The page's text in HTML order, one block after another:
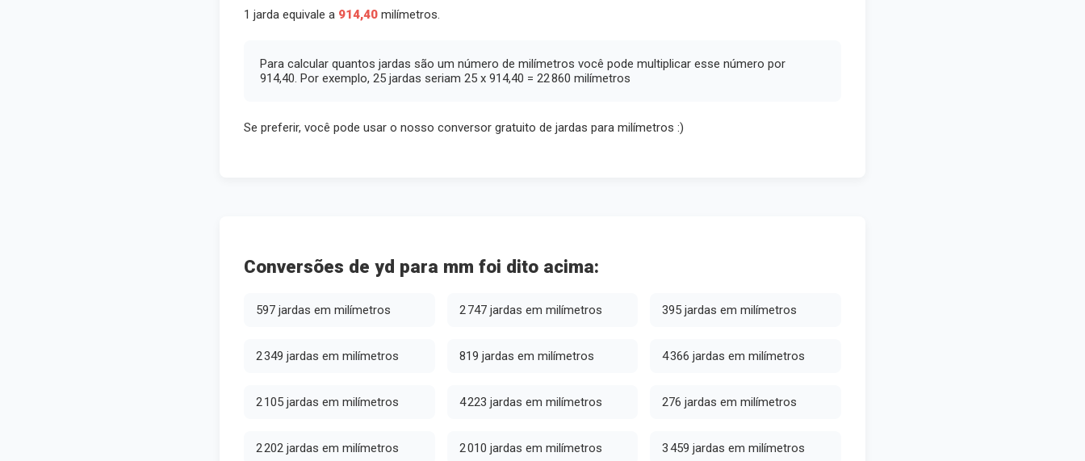
1 jarda equivale a 914,40 milímetros.
Para calcular quantos jardas são um número de milímetros você pode multiplicar esse número por
914,40. Por exemplo, 25 jardas seriam 25 x 914,40 = 22 860 milímetros
Se preferir, você pode usar o nosso conversor gratuito de jardas para milímetros :)
Conversões de yd para mm foi dito acima:
597 jardas em milímetros 2 747 jardas em milímetros 395 jardas em milímetros
2 349 jardas em milímetros 819 jardas em milímetros 4 366 jardas em milímetros
2 105 jardas em milímetros 4 223 jardas em milímetros 276 jardas em milímetros
2 202 jardas em milímetros 2 010 jardas em milímetros 3 459 jardas em milímetros